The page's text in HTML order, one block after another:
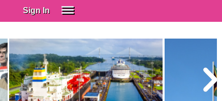
Sign In
Spanish (Spain)
Spanish (Latino)
SUBSCRIBE